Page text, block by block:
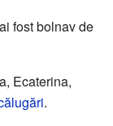
fost bolnav de
Ecaterina,
.